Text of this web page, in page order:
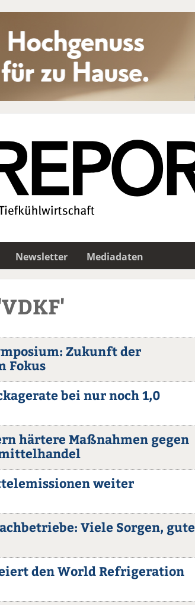
Newsletter
Mediadaten
Zukunft der
Fokus
bei nur noch 1,0
härtere Maßnahmen gegen
weiter
Viele Sorgen, gute
den World Refrigeration